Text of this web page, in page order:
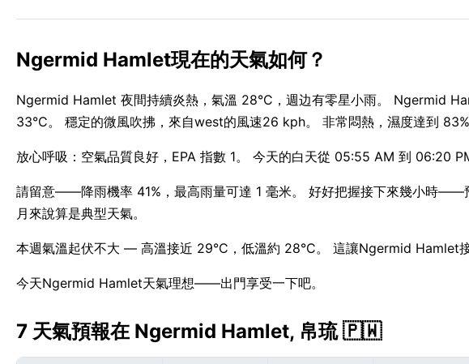
Ngermid Hamlet現在的天氣如何？
Ngermid Hamlet 夜間持續炎熱，氣溫 28°C，週边有零星小雨。 Ngermid
33°C。 穩定的微風吹拂，來自west的風速26 kph。 非常悶熱，濕度達到 83%
放心呼吸：空氣品質良好，EPA 指數 1。 今天的白天從 05:55 AM 到 06:20
請留意——降雨機率 41%，最高雨量可達 1 毫米。 好好把握接下來幾小時
月來說算是典型天氣。
本週氣溫起伏不大 — 高溫接近 29°C，低溫約 28°C。 這讓Ngermid Hamlet
今天Ngermid Hamlet天氣理想——出門享受一下吧。
7 天氣預報在 Ngermid Hamlet, 帛琉 🇵🇼